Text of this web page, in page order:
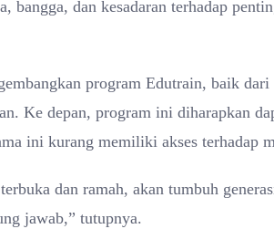
bangga, dan kesadaran terhadap
program Edutrain, baik
Ke depan, program ini diharapkan
ini kurang memiliki akses terhadap
dan ramah, akan tumbuh
jawab,” tutupnya.